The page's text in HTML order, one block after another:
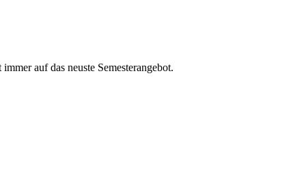
auf das neuste Semesterangebot.